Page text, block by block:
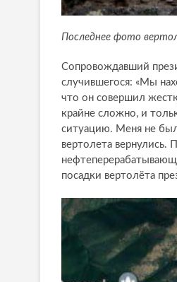
Последнее фото
Сопровождавший
случившегося: «Мы
что он совершил
крайне сложно, и
ситуацию. Меня не
вертолета вернулись.
посадки вертолёта